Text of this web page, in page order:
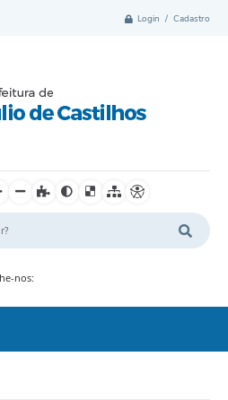
Login / Cadastro
nos: